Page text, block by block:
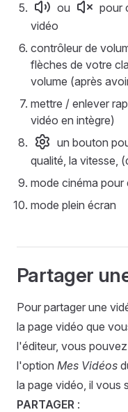
ou
pour
vidéo
contrôleur de
flèches de votre
volume (après
mettre / enlever
vidéo en intègre)
un bouton
qualité, la vitesse,
mode cinéma
mode plein écran
Partager
Pour partager une
la page vidéo que
l'éditeur, vous
l'option Mes Vidéos
la page vidéo, il vous
PARTAGER :